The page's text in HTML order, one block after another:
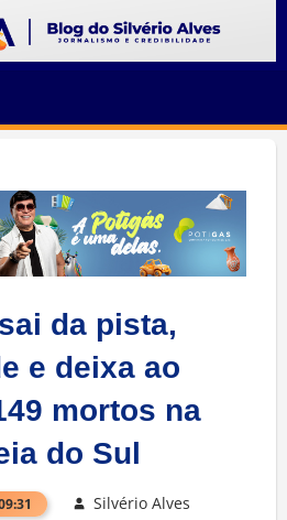
SILVERIO
ALVES
da pista,
e deixa ao
mortos na
do Sul
Silvério Alves